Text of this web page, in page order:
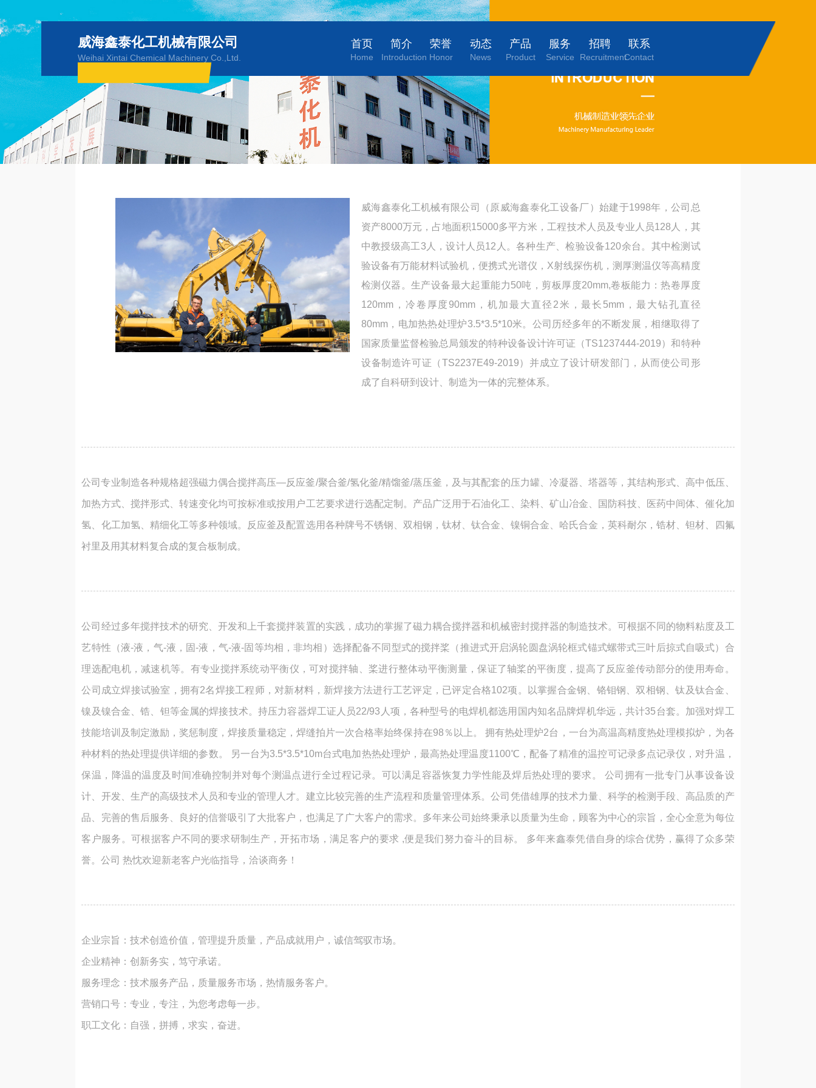
威海鑫泰化工机械有限公司
Weihai Xintai Chemical Machinery Co.,Ltd.
首页
Home
简介
Introduction
荣誉
Honor
动态
News
产品
Product
服务
Service
招聘
Recruitment
联系
Contact
威海鑫泰化工机械有限公司（原威海鑫泰化工设备厂）始建于1998年，公司总
资产8000万元，占地面积15000多平方米，工程技术人员及专业人员128人，其
中教授级高工3人，设计人员12人。各种生产、检验设备120余台。其中检测试
验设备有万能材料试验机，便携式光谱仪，X射线探伤机，测厚测温仪等高精度
检测仪器。生产设备最大起重能力50吨，剪板厚度20mm,卷板能力：热卷厚度
120mm，冷卷厚度90mm，机加最大直径2米，最长5mm，最大钻孔直径
80mm，电加热热处理炉3.5*3.5*10米。公司历经多年的不断发展，相继取得了
国家质量监督检验总局颁发的特种设备设计许可证（TS1237444-2019）和特种
设备制造许可证（TS2237E49-2019）并成立了设计研发部门，从而使公司形
成了自科研到设计、制造为一体的完整体系。
公司专业制造各种规格超强磁力偶合搅拌高压—反应釜/聚合釜/氢化釜/精馏釜/蒸压釜，及与其配套的压力罐、冷凝器、塔器等，其结构形式、高中低压、
加热方式、搅拌形式、转速变化均可按标准或按用户工艺要求进行选配定制。产品广泛用于石油化工、染料、矿山冶金、国防科技、医药中间体、催化加
氢、化工加氢、精细化工等多种领域。反应釜及配置选用各种牌号不锈钢、双相钢，钛材、钛合金、镍铜合金、哈氏合金，英科耐尔，锆材、钽材、四氟
衬里及用其材料复合成的复合板制成。
公司经过多年搅拌技术的研究、开发和上千套搅拌装置的实践，成功的掌握了磁力耦合搅拌器和机械密封搅拌器的制造技术。可根据不同的物料粘度及工
艺特性（液-液，气-液，固-液，气-液-固等均相，非均相）选择配备不同型式的搅拌桨（推进式开启涡轮圆盘涡轮框式锚式螺带式三叶后掠式自吸式）合
理选配电机，减速机等。有专业搅拌系统动平衡仪，可对搅拌轴、桨进行整体动平衡测量，保证了轴桨的平衡度，提高了反应釜传动部分的使用寿命。
公司成立焊接试验室，拥有2名焊接工程师，对新材料，新焊接方法进行工艺评定，已评定合格102项。以掌握合金钢、铬钼钢、双相钢、钛及钛合金、
镍及镍合金、锆、钽等金属的焊接技术。持压力容器焊工证人员22/93人项，各种型号的电焊机都选用国内知名品牌焊机华远，共计35台套。加强对焊工
技能培训及制定激励，奖惩制度，焊接质量稳定，焊缝拍片一次合格率始终保持在98％以上。 拥有热处理炉2台，一台为高温高精度热处理模拟炉，为各
种材料的热处理提供详细的参数。 另一台为3.5*3.5*10m台式电加热热处理炉，最高热处理温度1100℃，配备了精准的温控可记录多点记录仪，对升温，
保温，降温的温度及时间准确控制并对每个测温点进行全过程记录。可以满足容器恢复力学性能及焊后热处理的要求。 公司拥有一批专门从事设备设
计、开发、生产的高级技术人员和专业的管理人才。建立比较完善的生产流程和质量管理体系。公司凭借雄厚的技术力量、科学的检测手段、高品质的产
品、完善的售后服务、良好的信誉吸引了大批客户，也满足了广大客户的需求。多年来公司始终秉承以质量为生命，顾客为中心的宗旨，全心全意为每位
客户服务。可根据客户不同的要求研制生产，开拓市场，满足客户的要求 ,便是我们努力奋斗的目标。 多年来鑫泰凭借自身的综合优势，赢得了众多荣
誉。公司 热忱欢迎新老客户光临指导，洽谈商务！
企业宗旨：技术创造价值，管理提升质量，产品成就用户，诚信驾驭市场。
企业精神：创新务实，笃守承诺。
服务理念：技术服务产品，质量服务市场，热情服务客户。
营销口号：专业，专注，为您考虑每一步。
职工文化：自强，拼搏，求实，奋进。